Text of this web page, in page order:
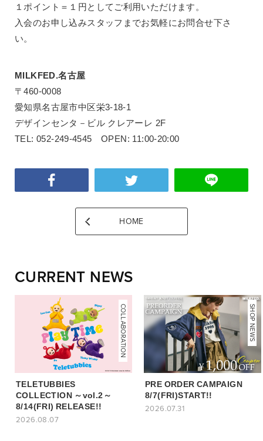
１ポイント＝１円としてご利用いただけます。
入会のお申し込みスタッフまでお気軽にお問合せ下さ
い。
MILKFED.名古屋
〒460-0008
愛知県名古屋市中区栄3-18-1
デザインセンタ－ビル クレアーレ 2F
TEL: 052-249-4545 OPEN: 11:00-20:00
HOME
CURRENT NEWS
COLLABORATION
TELETUBBIES
COLLECTION ～vol.2～
8/14(FRI) RELEASE!!
2026.08.07
NEWS
SHOP NEWS
PRE ORDER CAMPAIGN
8/7(FRI)START!!
2026.07.31